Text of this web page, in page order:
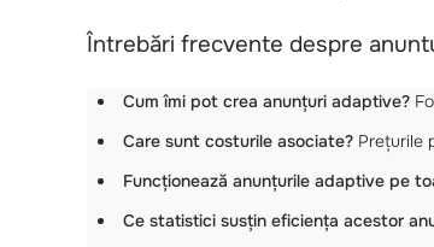
Întrebări frecvente despre
Cum îmi pot crea anunțuri adaptive?
Care sunt costurile asociate? Prețurile
Funcționează anunțurile adaptive pe
Ce statistici susțin eficiența acestor